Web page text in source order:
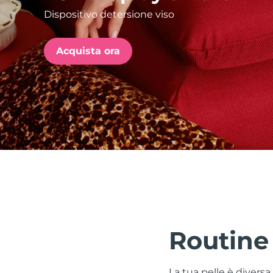
Dispositivo detersione viso
Acquista ora
issa™ Teeth Whitening Set
FAQ™ Dual LED Panel
POPOLARE